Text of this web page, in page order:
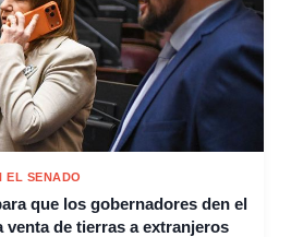
EL SENADO
que los gobernadores den el
venta de tierras a extranjeros